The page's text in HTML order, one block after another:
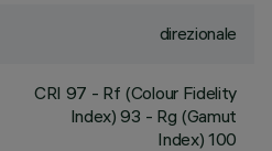
direzionale
CRI 97 - Rf (Colour Fidelity
Index) 93 - Rg (Gamut
Index) 100